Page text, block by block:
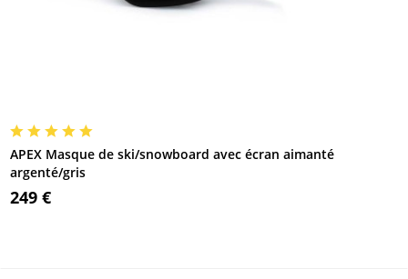
APEX Masque de ski/snowboard avec écran aimanté
argenté/gris
249 €